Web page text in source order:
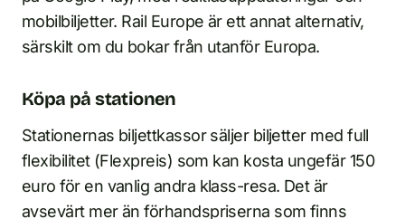
mobilbiljetter. Rail Europe är ett annat alternativ,
särskilt om du bokar från utanför Europa.
Köpa på stationen
Stationernas biljettkassor säljer biljetter med full
flexibilitet (Flexpreis) som kan kosta ungefär 150
euro för en vanlig andra klass-resa. Det är
avsevärt mer än förhandspriserna som finns